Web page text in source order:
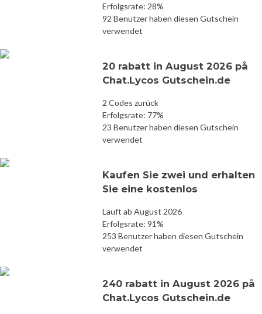
Erfolgsrate: 28%
92 Benutzer haben diesen Gutschein
verwendet
20 rabatt in August 2026 på
Chat.Lycos Gutschein.de
2 Codes zurück
Erfolgsrate: 77%
23 Benutzer haben diesen Gutschein
verwendet
Kaufen Sie zwei und erhalten
Sie eine kostenlos
Läuft ab August 2026
Erfolgsrate: 91%
253 Benutzer haben diesen Gutschein
verwendet
240 rabatt in August 2026 på
Chat.Lycos Gutschein.de